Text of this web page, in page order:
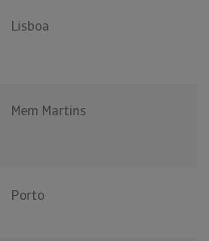
Lisboa
Mem Martins
Porto